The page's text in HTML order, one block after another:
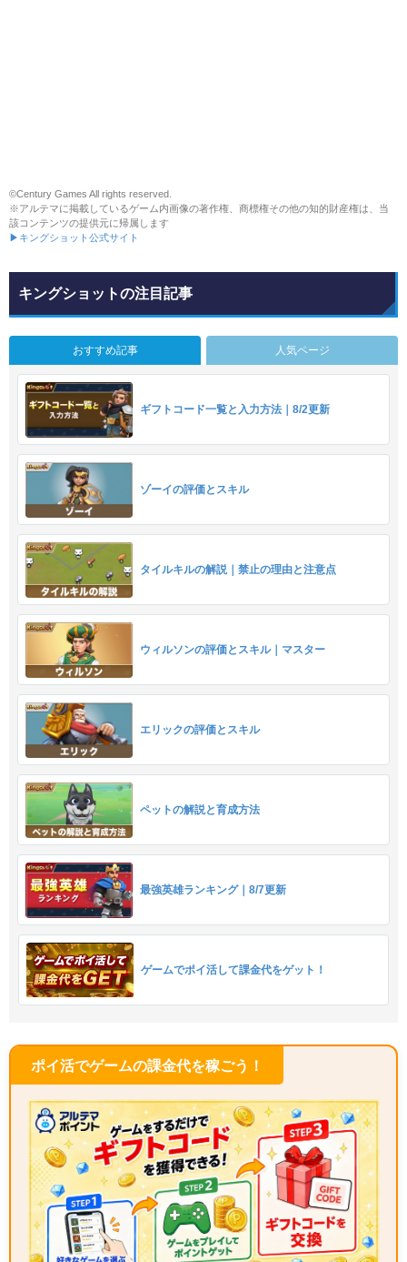
©Century Games All rights reserved.
※アルテマに掲載しているゲーム内画像の著作権、商標権その他の知的財産権は、当
該コンテンツの提供元に帰属します
▶キングショット公式サイト
キングショットの注目記事
おすすめ記事 人気ページ
ギフトコード一覧と入力方法｜8/2更新
ゾーイの評価とスキル
タイルキルの解説｜禁止の理由と注意点
ウィルソンの評価とスキル｜マスター
エリックの評価とスキル
ペットの解説と育成方法
最強英雄ランキング｜8/7更新
ゲームでポイ活して課金代をゲット！
ポイ活でゲームの課金代を稼ごう！